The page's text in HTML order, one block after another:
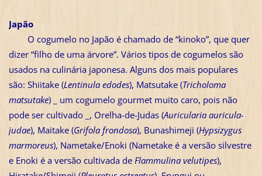
Japão
O cogumelo no Japão é chamado de “kinoko”, que quer
dizer “filho de uma árvore”. Vários tipos de cogumelos são
usados na culinária japonesa. Alguns dos mais populares
são: Shiitake (Lentinula edodes), Matsutake (Tricholoma
matsutake) _ um cogumelo gourmet muito caro, pois não
pode ser cultivado _, Orelha-de-Judas (Auricularia auricula-
judae), Maitake (Grifola frondosa), Bunashimeji (Hypsizygus
marmoreus), Nametake/Enoki (Nametake é a versão silvestre
e Enoki é a versão cultivada de Flammulina velutipes),